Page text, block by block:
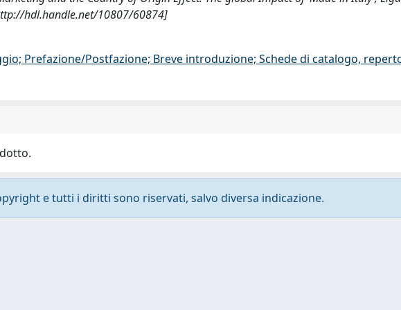
hdl.handle.net/10807/60874]
Prefazione/Postfazione; Breve introduzione; Schede di catalogo,
e tutti i diritti sono riservati, salvo diversa indicazione.